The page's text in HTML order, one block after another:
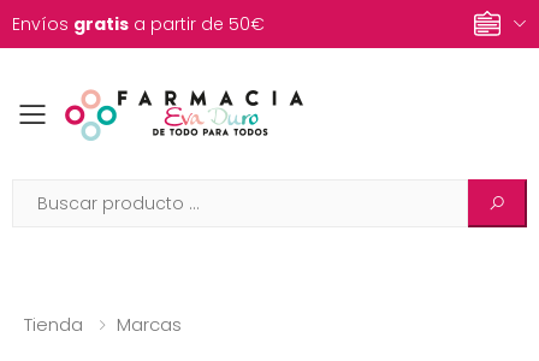
Envíos gratis a partir de 50€
Toggle mobile menu
Tienda Marcas